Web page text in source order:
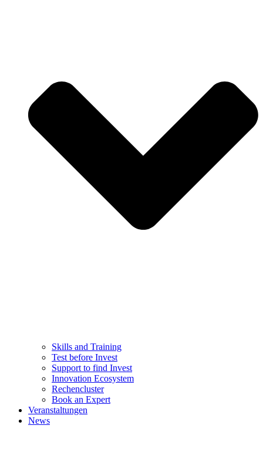
Skills and Training
Test before Invest
Support to find Invest
Innovation Ecosystem
Rechencluster​
Book an Expert
Veranstaltungen
News